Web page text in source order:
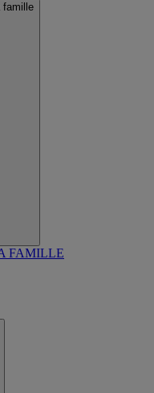
famille
FAMILLE